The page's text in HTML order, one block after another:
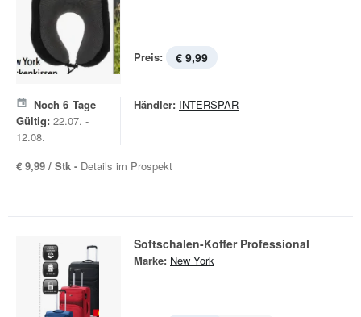
Preis: € 9,99
Noch 6 Tage
Gültig: 22.07. -
12.08.
Händler: INTERSPAR
€ 9,99 / Stk - Details im Prospekt
Softschalen-Koffer Professional
Marke: New York